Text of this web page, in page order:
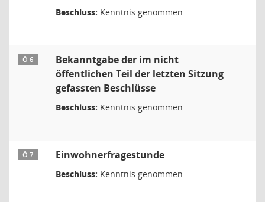
Beschluss: Kenntnis genommen
Ö 6
Bekanntgabe der im nicht
öffentlichen Teil der letzten Sitzung
gefassten Beschlüsse
Beschluss: Kenntnis genommen
Ö 7 Einwohnerfragestunde
Beschluss: Kenntnis genommen